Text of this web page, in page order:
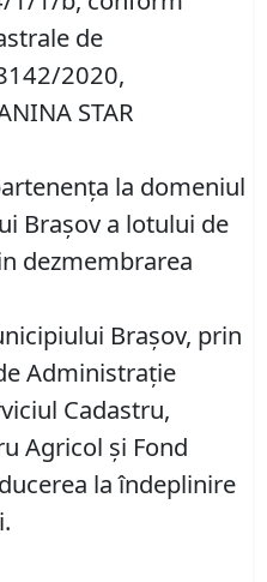
de
2020,
STAR
la domeniul
Brașov a lotului de
dezmembrarea
Brașov, prin
Administrație
Cadastru,
Agricol și Fond
la îndeplinire